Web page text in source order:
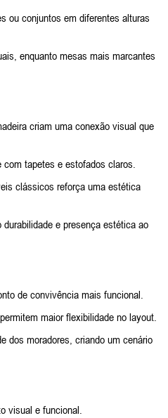
ou conjuntos em diferentes alturas
enquanto mesas mais marcantes
criam uma conexão visual que
tapetes e estofados claros.
clássicos reforça uma estética
e presença estética ao
de convivência mais funcional.
maior flexibilidade no layout.
dos moradores, criando um cenário
visual e funcional.